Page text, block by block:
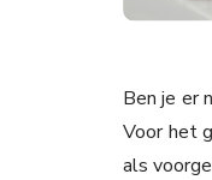
Ben je er
Voor het
als